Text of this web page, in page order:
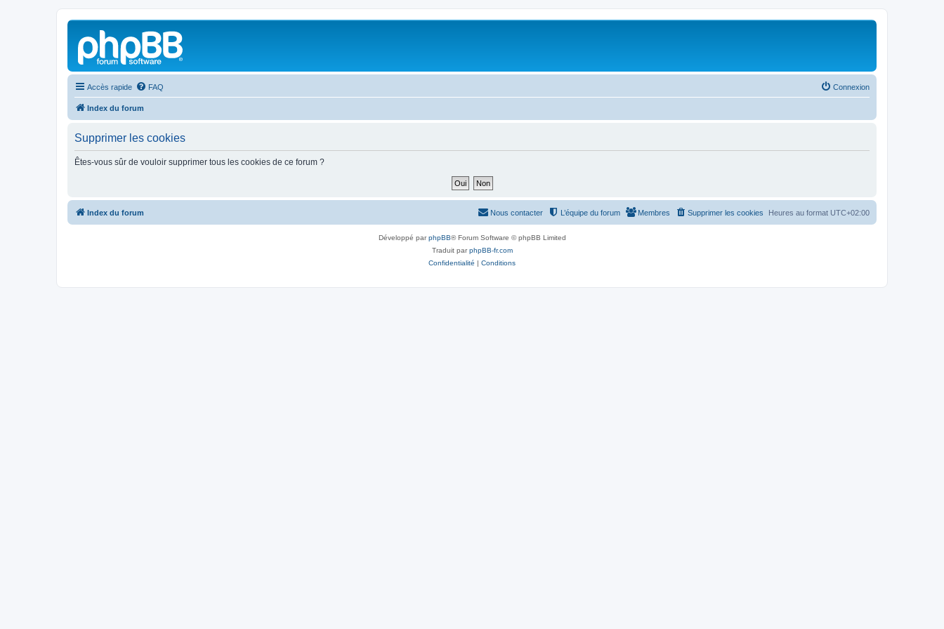
Accès rapide FAQ Connexion
Index du forum
Supprimer les cookies
Êtes-vous sûr de vouloir supprimer tous les cookies de ce forum ?
Index du forum Heures au format UTC+02:00
Supprimer les cookies
Membres
L’équipe du forum
Nous contacter
Développé parphpBB® Forum Software © phpBB Limited
Traduit parphpBB-fr.com
Confidentialité | Conditions